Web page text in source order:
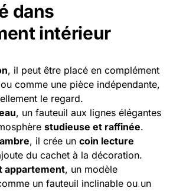
dans
intérieur
, il peut être placé en complément
ou comme une pièce indépendante,
le regard.
, un fauteuil aux lignes élégantes
studieuse et raffinée.
, il crée un coin lecture
du cachet à la décoration.
appartement, un modèle
un fauteuil inclinable ou un